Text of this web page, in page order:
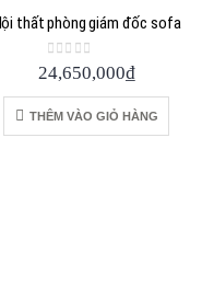
thất phòng giám đốc sofa
0out of 5
24,650,000₫
THÊM VÀO GIỎ HÀNG